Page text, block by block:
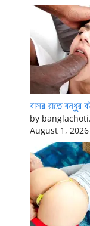
বাসর রাতে বন্ধুর
by
August 1, 2026